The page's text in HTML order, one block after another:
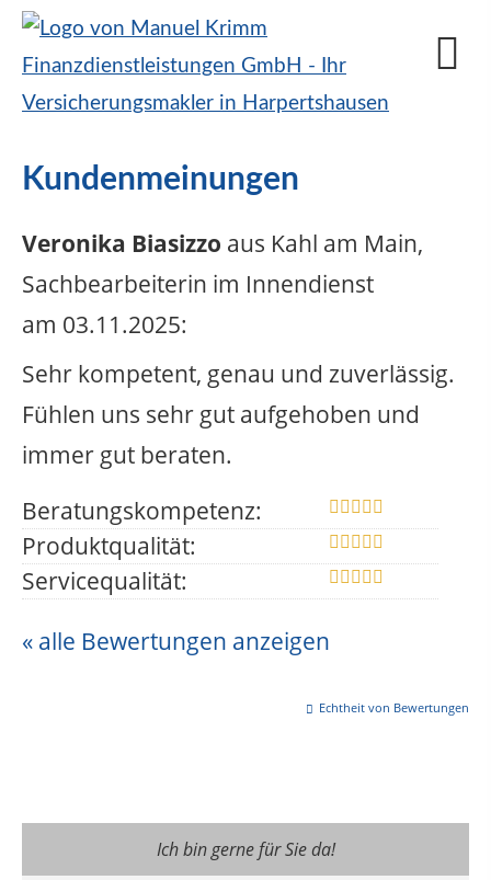
Kundenmeinungen
Veronika Biasizzo aus Kahl am Main,
Sachbearbeiterin im Innendienst
am 03.11.2025:
Sehr kompetent, genau und zuverlässig.
Fühlen uns sehr gut aufgehoben und
immer gut beraten.
Beratungskompetenz:
Produktqualität:
Servicequalität:
« alle Bewertungen anzeigen
Echtheit von Bewertungen
Ich bin gerne für Sie da!